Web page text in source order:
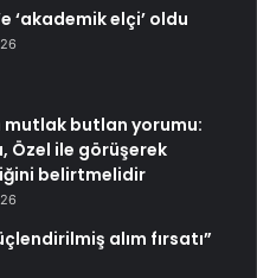
‘akademik elçi’ oldu
mutlak butlan yorumu:
Özel ile görüşerek
belirtmelidir
alım fırsatı”